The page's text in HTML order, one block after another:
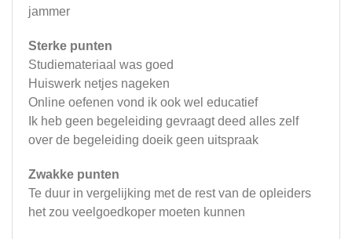
jammer
Sterke punten
Studiemateriaal was goed
Huiswerk netjes nageken
Online oefenen vond ik ook wel educatief
Ik heb geen begeleiding gevraagt deed alles zelf
over de begeleiding doeik geen uitspraak
Zwakke punten
Te duur in vergelijking met de rest van de opleiders
het zou veelgoedkoper moeten kunnen